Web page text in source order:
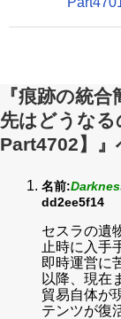
『痕跡の統
先はどうな
Part4702】』
名前:
dd2ee5f14
セスラの遺
止時に入手
即時運営に
以降、現在
貿易自体が
テンツが復